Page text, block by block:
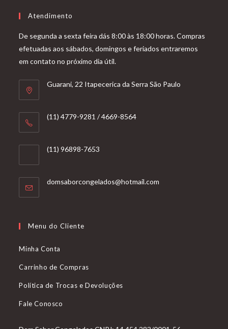
Atendimento
De segunda a sexta feira dás 8:00 às 18:00 horas. Compras
efetuadas aos sábados, domingos e feriados entraremos
em contato no próximo dia útil.
Guarani, 22 Itapecerica da Serra São Paulo
(11) 4779-9281 / 4669-8564
(11) 96898-7653
domsaborcongelados@hotmail.com
Menu do Cliente
Minha Conta
Carrinho de Compras
Política de Trocas e Devoluções
Fale Conosco